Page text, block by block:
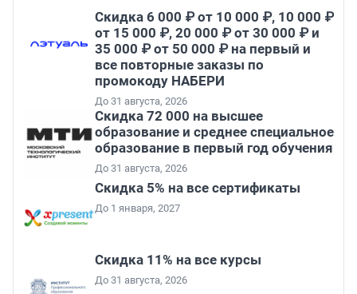
Скидка 6 000 ₽ от 10 000 ₽, 10 000 ₽
от 15 000 ₽, 20 000 ₽ от 30 000 ₽ и
35 000 ₽ от 50 000 ₽ на первый и
все повторные заказы по
промокоду НАБЕРИ
До 31 августа, 2026
Скидка 72 000 на высшее
образование и среднее специальное
образование в первый год обучения
До 31 августа, 2026
Скидка 5% на все сертификаты
До 1 января, 2027
Скидка 11% на все курсы
До 31 августа, 2026